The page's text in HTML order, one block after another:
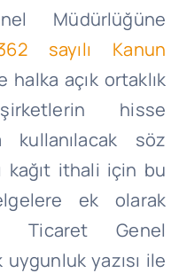
Müdürlüğüne
sayılı Kanun
halka açık ortaklık
hisse
kullanılacak söz
kağıt ithali için bu
ek olarak
Ticaret Genel
yazısı ile